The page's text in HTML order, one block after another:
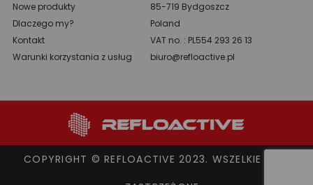
Nowe produkty
Dlaczego my?
Kontakt
Warunki korzystania z usług
85-719 Bydgoszcz
Poland
VAT no. : PL554 293 26 13
biuro@refloactive.pl
COPYRIGHT © REFLOACTIVE 2023. WSZELKIE PRAWA